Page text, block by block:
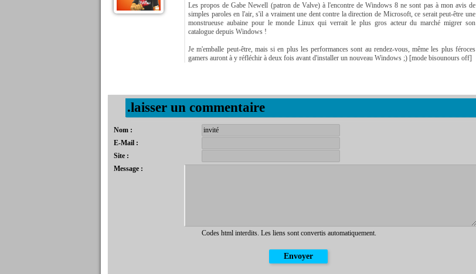
Les propos de Gabe Newell (patron de Valve) à l'encontre de Windows 8 ne sont pas à mon avis de
simples paroles en l'air, s'il a vraiment une dent contre la direction de Microsoft, ce serait peut-être une
monstrueuse aubaine pour le monde Linux qui verrait le plus gros acteur du marché migrer son
catalogue depuis Windows !
Je m'emballe peut-être, mais si en plus les performances sont au rendez-vous, même les plus féroces
gamers auront à y réfléchir à deux fois avant d'installer un nouveau Windows ;) [mode bisounours off]
.laisser un commentaire
Nom :
E-Mail :
Site :
Message :
Codes html interdits. Les liens sont convertis automatiquement.